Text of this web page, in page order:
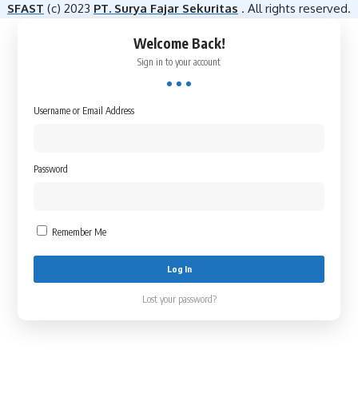
SFAST (c) 2023 PT. Surya Fajar Sekuritas . All rights reserved.
Welcome Back!
Sign in to your account
Username or Email Address
Password
Remember Me
Lost your password?